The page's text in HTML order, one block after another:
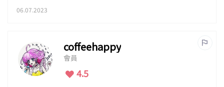
06.07.2023
coffeehappy
會員
4.5